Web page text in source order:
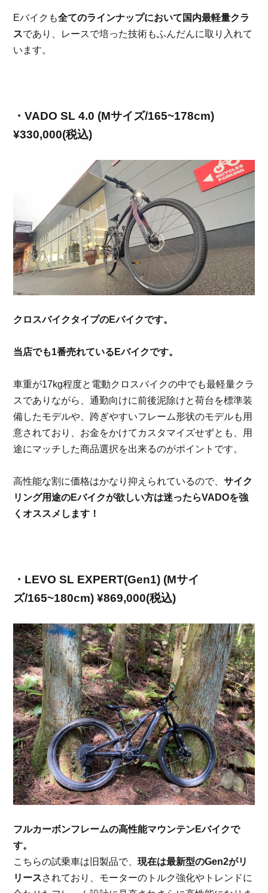
Eバイクも全てのラインナップにおいて国内最軽量クラ
スであり、レースで培った技術もふんだんに取り入れて
います。
・VADO SL 4.0 (Mサイズ/165~178cm)
¥330,000(税込)
クロスバイクタイプのEバイクです。
当店でも1番売れている Eバイクです。
車重が17kg程度と電動クロスバイクの中でも最軽量クラ
スでありながら、通勤向けに前後泥除けと荷台を標準装
備したモデルや、跨ぎやすいフレーム形状のモデルも用
意されており、お金をかけてカスタマイズせずとも、用
途にマッチした商品選択を出来るのがポイントです。
高性能な割に価格はかなり抑えられているので、サイク
リング用途のEバイクが欲しい方は迷ったらVADOを強
くオススメします！
・ LEVO SL EXPERT(Gen1) (Mサイ
ズ/165~180cm) ¥869,000(税込)
フルカーボンフレームの高性能マウンテンEバイクで
す。
こちらの試乗車は旧製品で、現在は最新型のGen2がリ
リースされており、モーターのトルク強化やトレンドに